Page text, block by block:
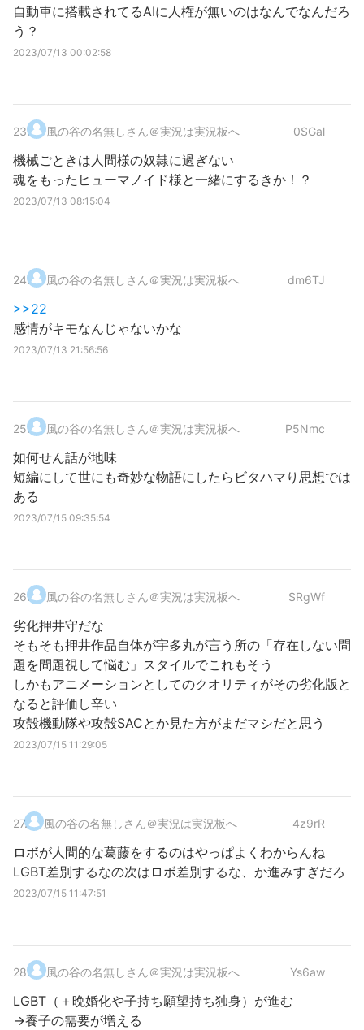
自動車に搭載されてるAIに人権が無いのはなんでなんだろ
う？
2023/07/13 00:02:58
23. 風の谷の名無しさん＠実況は実況板へ 0SGal
機械ごときは人間様の奴隷に過ぎない
魂をもったヒューマノイド様と一緒にするきか！？
2023/07/13 08:15:04
24. 風の谷の名無しさん＠実況は実況板へ dm6TJ
>>22
感情がキモなんじゃないかな
2023/07/13 21:56:56
25. 風の谷の名無しさん＠実況は実況板へ P5Nmc
如何せん話が地味
短編にして世にも奇妙な物語にしたらビタハマり思想では
ある
2023/07/15 09:35:54
26. 風の谷の名無しさん＠実況は実況板へ SRgWf
劣化押井守だな
そもそも押井作品自体が宇多丸が言う所の「存在しない問
題を問題視して悩む」スタイルでこれもそう
しかもアニメーションとしてのクオリティがその劣化版と
なると評価し辛い
攻殻機動隊や攻殻SACとか見た方がまだマシだと思う
2023/07/15 11:29:05
27. 風の谷の名無しさん＠実況は実況板へ 4z9rR
ロボが人間的な葛藤をするのはやっぱよくわからんね
LGBT差別するなの次はロボ差別するな、か進みすぎだろ
2023/07/15 11:47:51
28. 風の谷の名無しさん＠実況は実況板へ Ys6aw
LGBT（＋晩婚化や子持ち願望持ち独身）が進む
→養子の需要が増える